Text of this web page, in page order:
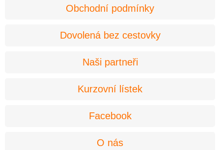
Obchodní podmínky
Dovolená bez cestovky
Naši partneři
Kurzovní lístek
Facebook
O nás